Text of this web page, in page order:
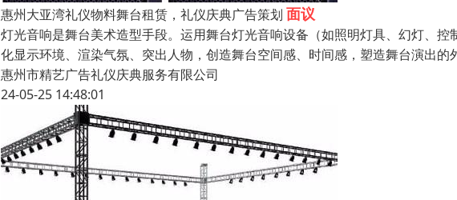
惠州大亚湾礼仪物料舞台租赁，礼仪庆典广告策划 面议
灯光音响是舞台美术造型手段。运用舞台灯光音响设备（如照明灯具、幻灯、
化显示环境、渲染气氛、突出人物，创造舞台空间感、时间感，塑造舞台演出
惠州市精艺广告礼仪庆典服务有限公司
24-05-25 14:48:01